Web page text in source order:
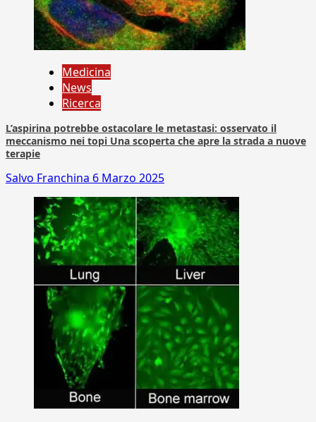
Medicina
News
Ricerca
L’aspirina potrebbe ostacolare le metastasi: osservato il
meccanismo nei topi Una scoperta che apre la strada a nuove
terapie
Salvo Franchina 6 Marzo 2025